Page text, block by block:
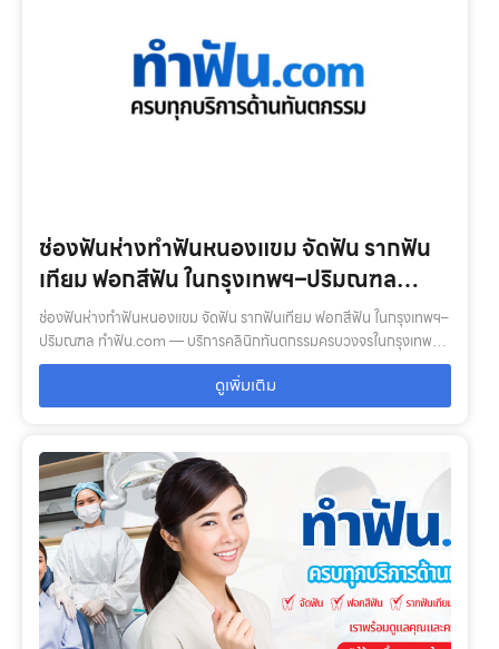
ช่องฟันห่างทำฟันหนองแขม จัดฟัน รากฟัน
เทียม ฟอกสีฟัน ในกรุงเทพฯ–ปริมณฑล
ทำฟัน.com
ช่องฟันห่างทำฟันหนองแขม จัดฟัน รากฟันเทียม ฟอกสีฟัน ในกรุงเทพฯ–
ปริมณฑล ทำฟัน.com — บริการคลินิกทันตกรรมครบวงจรในกรุงเทพ–
ปริมณฑล: ตรวจสุขภาพช่องปาก, จัดฟัน, รากฟันเทียม, ฟอกสีฟัน, ฟัน
ดูเพิ่มเติม